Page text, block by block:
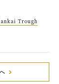
Trough